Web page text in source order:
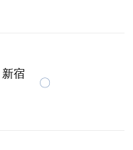
宿
〇